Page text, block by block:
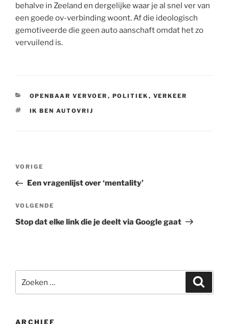
behalve in Zeeland en dergelijke waar je al snel ver van
een goede ov-verbinding woont. Af die ideologisch
gemotiveerde die geen auto aanschaft omdat het zo
vervuilend is.
CATEGORIEËN
OPENBAAR VERVOER , POLITIEK , VERKEER
TAGS
IK BEN AUTOVRIJ
Bericht
Vorig
bericht
VORIGE
Een vragenlijst over ‘mentality’
Volgend
bericht
VOLGENDE
Stop dat elke link die je deelt via Google gaat
naar:
ARCHIEF